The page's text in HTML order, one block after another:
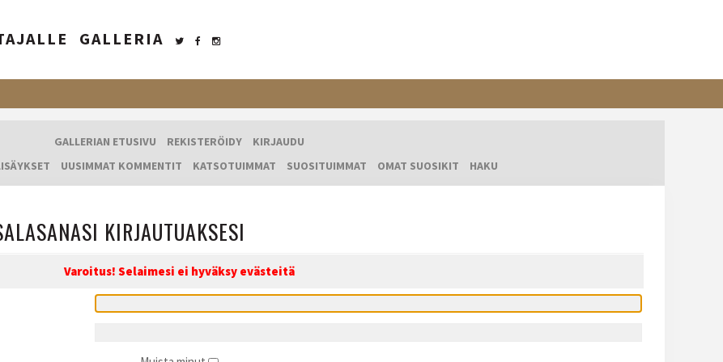
GALLERIA
GALLERIAN ETUSIVU REKISTERÖIDY
KIRJAUDU
UUSIMMAT KOMMENTIT KATSOTUIMMAT SUOSITUIMMAT OMAT SUOSIKIT HAKU
KIRJAUTUAKSESI
Varoitus! Selaimesi ei hyväksy evästeitä